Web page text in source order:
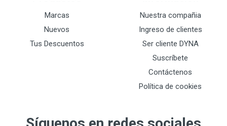
Marcas
Nuevos
Tus Descuentos
Nuestra compañia
Ingreso de clientes
Ser cliente DYNA
Suscríbete
Contáctenos
Política de cookies